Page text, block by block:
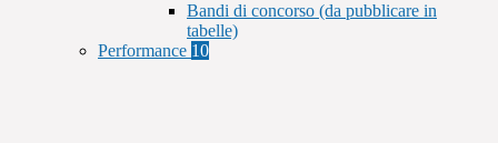
Bandi di concorso (da pubblicare in
tabelle)
Performance 10